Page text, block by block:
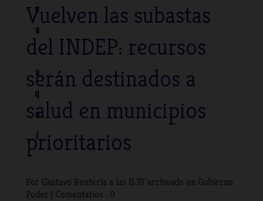
c
a
a
q
u
í
Vuelven las subastas
del INDEP: recursos
serán destinados a
salud en municipios
prioritarios
Por Gustavo Rentería a las 11:37 archivado en Gobierno
Poder | Comentarios : 0